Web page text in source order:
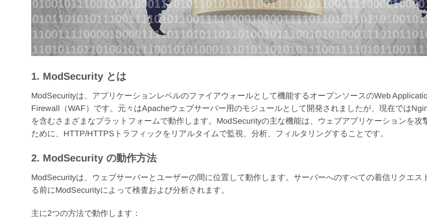
1. ModSecurity とは
ModSecurityは、アプリケーションレベルのファイアウォールとして機能するオープンソースのWeb
Firewall（WAF）です。元々はApacheウェブサーバー用のモジュールとして開発されましたが、現在では
を含むさまざまなプラットフォームで動作します。ModSecurityの主な機能は、ウェブアプリケーションを攻
ために、HTTP/HTTPSトラフィックをリアルタイムで監視、分析、フィルタリングすることです。
2. ModSecurity の動作方法
ModSecurityは、ウェブサーバーとユーザーの間に位置して動作します。サーバーへのすべての着信リクエス
る前にModSecurityによって検査および分析されます。
主に2つの方法で動作します：